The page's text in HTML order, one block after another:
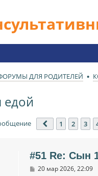
ДЛЯ РОДИТЕЛЕЙ
едой
Пред.
1 2 3
#51 Re: Сын
С
20 мар 2026, 22:09